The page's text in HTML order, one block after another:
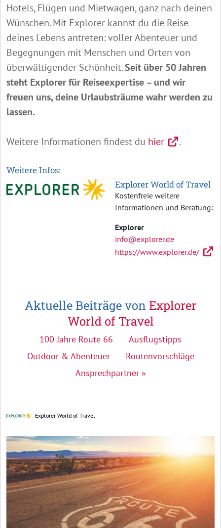
Hotels, Flügen und Mietwagen, ganz nach deinen
Wünschen. Mit Explorer kannst du die Reise
deines Lebens antreten: voller Abenteuer und
Begegnungen mit Menschen und Orten von
überwältigender Schönheit.Seit über 50 Jahren
steht Explorer für Reiseexpertise – und wir
freuen uns, deine Urlaubsträume wahr werden zu
lassen.
Weitere Informationen findest du hier .
Weitere Infos:
Explorer World of Travel
Kostenfreie weitere
Informationen und Beratung:
Explorer
info@explorer.de
https://www.explorer.de/
Aktuelle Beiträge von Explorer
World of Travel
100 Jahre Route 66
Ausflugstipps
Outdoor & Abenteuer
Routenvorschläge
Ansprechpartner »
Explorer World of Travel